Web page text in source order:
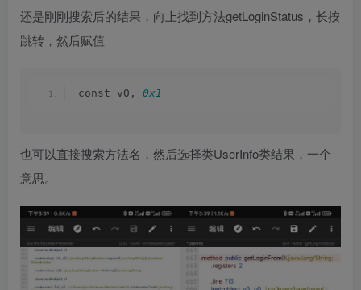
还是刚刚搜索后的结果，向上找到方法getLoginStatus，长按
跳转，然后赋值
const v0, 0x1
也可以直接搜索方法名，然后选择类UserInfo类结果，一个
意思。